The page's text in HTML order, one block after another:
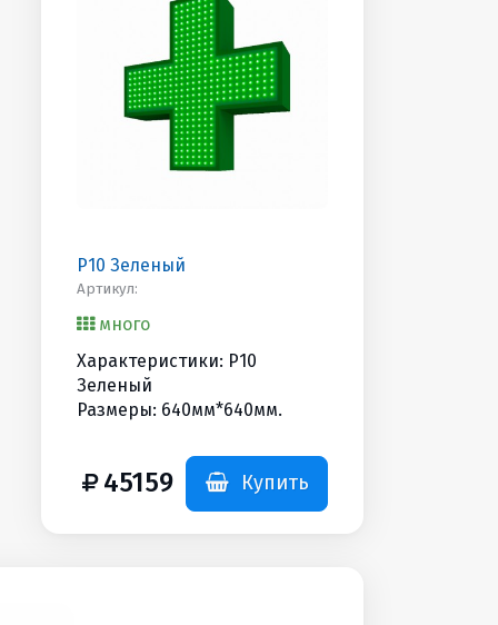
P10 Зеленый
Артикул:
много
Характеристики: P10
Зеленый
Размеры: 640мм*640мм.
45159 Купить